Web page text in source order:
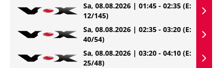
Sa, 08.08.2026 | 01:45 - 02:35 (E:
12/145)
Sa, 08.08.2026 | 02:35 - 03:20 (E:
40/54)
Sa, 08.08.2026 | 03:20 - 04:10 (E:
25/48)